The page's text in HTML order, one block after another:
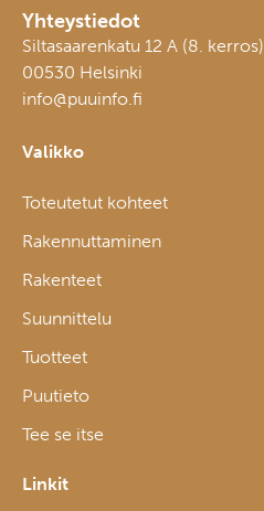
Yhteystiedot
Siltasaarenkatu 12 A (8. kerros)
00530 Helsinki
info@puuinfo.fi
Valikko
Toteutetut kohteet
Rakennuttaminen
Rakenteet
Suunnittelu
Tuotteet
Puutieto
Tee se itse
Linkit